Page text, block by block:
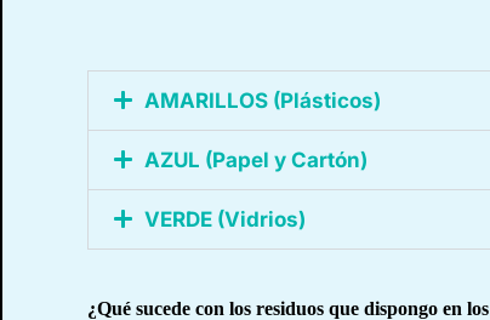
AMARILLOS (Plásticos)
AZUL (Papel y Cartón)
VERDE (Vidrios)
¿Qué sucede con los residuos que dispongo en